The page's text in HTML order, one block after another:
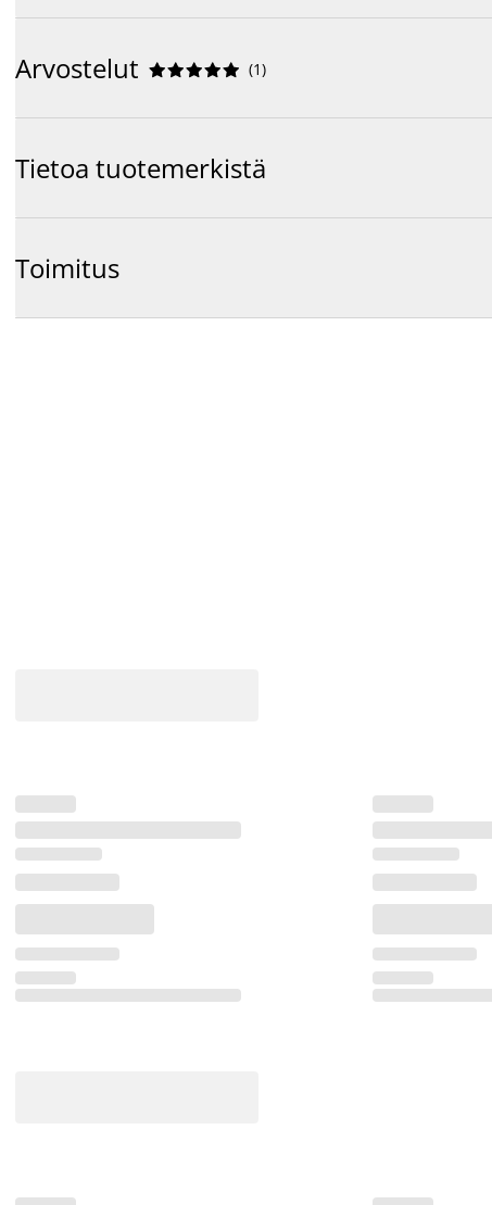
Arvostelut 




 (1)
Tietoa tuotemerkistä
Toimitus